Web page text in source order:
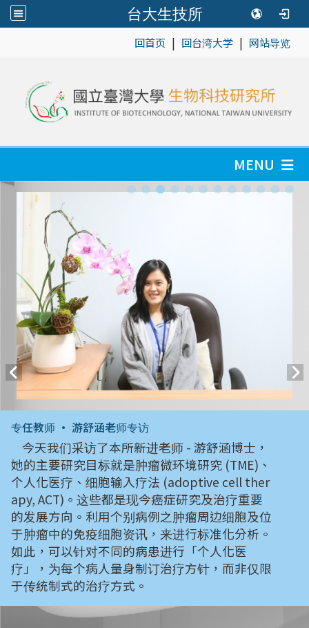
台大生技所
回首页 | 回台湾大学 | 网站导览
MENU
专任教师 • 游舒涵老师专访
今天我们采访了本所新进老师 - 游舒涵博士，
她的主要研究目标就是肿瘤微环境研究 (TME)、
个人化医疗、细胞输入疗法 (adoptive cell ther
apy, ACT)。这些都是现今癌症研究及治疗重要
的发展方向。利用个别病例之肿瘤周边细胞及位
于肿瘤中的免疫细胞资讯，来进行标准化分析。
如此，可以针对不同的病患进行「个人化医
疗」，为每个病人量身制订治疗方针，而非仅限
于传统制式的治疗方式。
所长 • 蔡孟勳教授专访
今日采访新任所长蔡孟勳教授，来谈谈他的学思